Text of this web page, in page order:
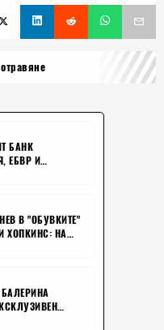
отравяне